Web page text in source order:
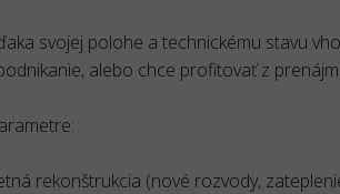
svojej polohe a technickému stavu
alebo chce profitovať z
rekonštrukcia (nové rozvody,